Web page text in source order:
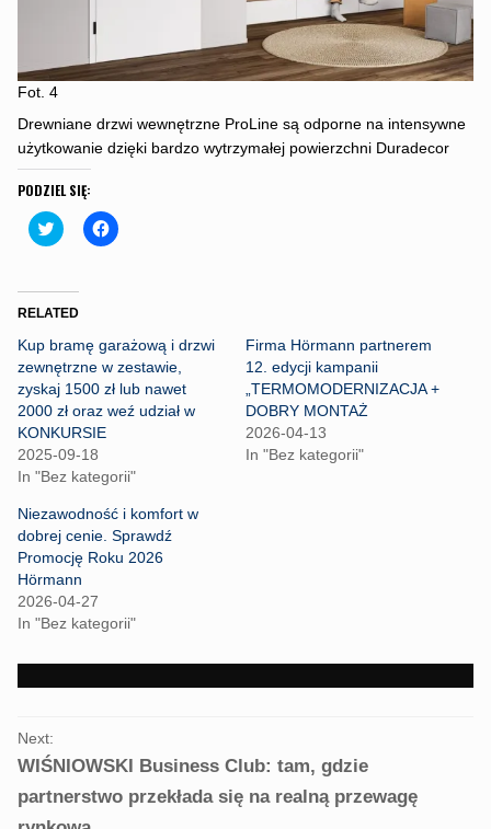
Fot. 4
Drewniane drzwi wewnętrzne ProLine są odporne na intensywne
użytkowanie dzięki bardzo wytrzymałej powierzchni Duradecor
PODZIEL SIĘ:
C
l
t
o
h
a
r
e
o
n
T
w
i
t
r
(
O
p
e
n
s
i
n
w
)
C
l
h
a
r
e
o
n
b
o
k
(
O
p
i
e
w
RELATED
Kup bramę garażową i drzwi
zewnętrzne w zestawie,
zyskaj 1500 zł lub nawet
2000 zł oraz weź udział w
KONKURSIE
2025-09-18
In "Bez kategorii"
Firma Hörmann partnerem
12. edycji kampanii
„TERMOMODERNIZACJA +
DOBRY MONTAŻ
2026-04-13
In "Bez kategorii"
Niezawodność i komfort w
dobrej cenie. Sprawdź
Promocję Roku 2026
Hörmann
2026-04-27
In "Bez kategorii"
PORTFOLIO
NAVIGATION
Next:
WIŚNIOWSKI Business Club: tam, gdzie
partnerstwo przekłada się na realną przewagę